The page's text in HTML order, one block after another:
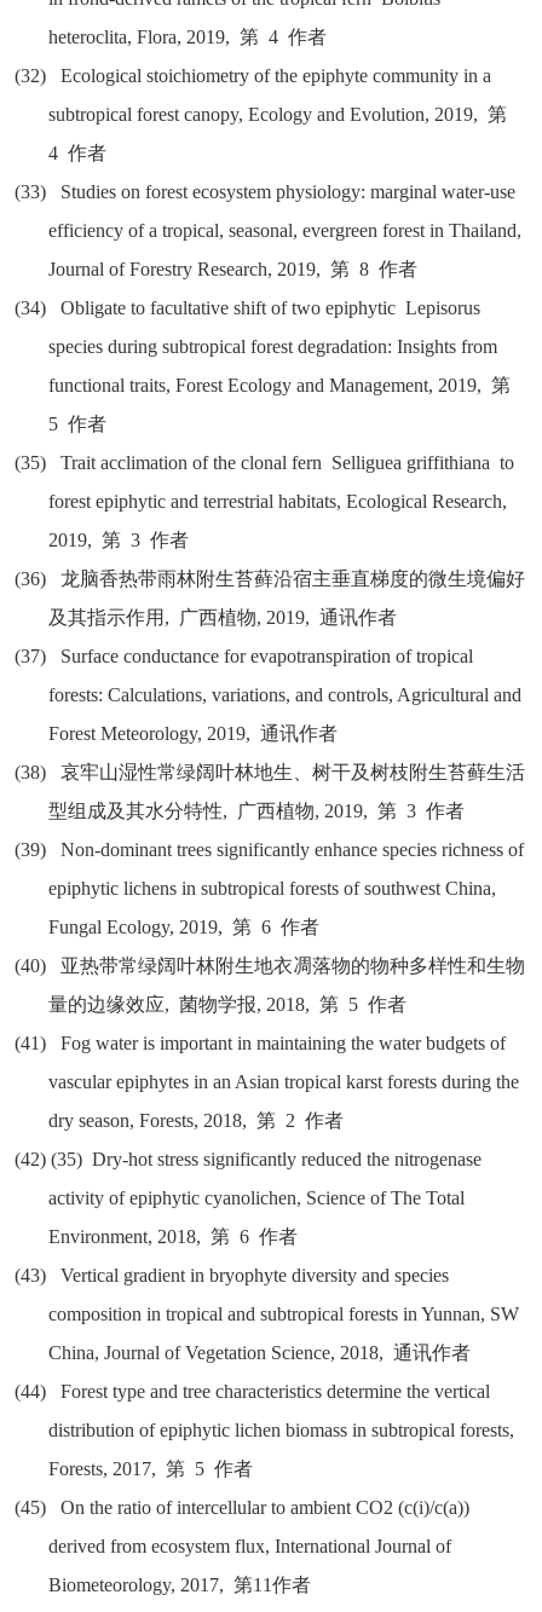
heteroclita, Flora, 2019,第 4作者
(32)
Ecological stoichiometry of the epiphyte community in a
subtropical forest canopy, Ecology and Evolution, 2019,第
4作者
(33)
Studies on forest ecosystem physiology: marginal water-use
efficiency of a tropical, seasonal, evergreen forest in Thailand,
Journal of Forestry Research, 2019,第 8作者
(34)
Obligate to facultative shift of two epiphytic Lepisorus
species during subtropical forest degradation: Insights from
functional traits, Forest Ecology and Management, 2019,第
5作者
(35)
Trait acclimation of the clonal fern Selliguea griffithiana to
forest epiphytic and terrestrial habitats, Ecological Research,
2019,第 3作者
(36)
龙脑香热带雨林附生苔藓沿宿主垂直梯度的微生境偏好
及其指示作用 , 广西植物, 2019,通讯作者
(37)
Surface conductance for evapotranspiration of tropical
forests: Calculations, variations, and controls, Agricultural and
Forest Meteorology, 2019,通讯作者
(38)
哀牢山湿性常绿阔叶林地生、树干及树枝附生苔藓生活
型组成及其水分特性, 广西植物, 2019,第 3作者
(39)
Non-dominant trees significantly enhance species richness of
epiphytic lichens in subtropical forests of southwest China,
Fungal Ecology, 2019,第 6作者
(40)
亚热带常绿阔叶林附生地衣凋落物的物种多样性和生物
量的边缘效应,菌物学报, 2018,第 5作者
(41)
Fog water is important in maintaining the water budgets of
vascular epiphytes in an Asian tropical karst forests during the
dry season, Forests, 2018,第 2作者
(42) (35) Dry-hot stress significantly reduced the nitrogenase
activity of epiphytic cyanolichen, Science of The Total
Environment, 2018,第 6作者
(43)
Vertical gradient in bryophyte diversity and species
composition in tropical and subtropical forests in Yunnan, SW
China, Journal of Vegetation Science, 2018,通讯作者
(44)
Forest type and tree characteristics determine the vertical
distribution of epiphytic lichen biomass in subtropical forests,
Forests, 2017,第 5作者
(45)
On the ratio of intercellular to ambient CO2 (c(i)/c(a))
derived from ecosystem flux, International Journal of
Biometeorology, 2017,第11作者